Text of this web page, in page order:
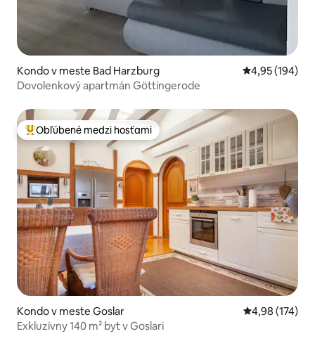
Kondo v meste Bad Harzburg Priemerné
4,95 (194)
Dovolenkový apartmán Göttingerode
Najobľúbenejšie medzi hosťami
Obľúbené medzi hosťami
Kondo v meste Goslar Priemerné
4,98 (174)
Exkluzívny 140 m² byt v Goslari